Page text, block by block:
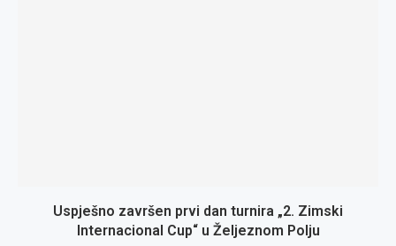
Uspješno završen prvi dan turnira „2. Zimski
Internacional Cup“ u Željeznom Polju